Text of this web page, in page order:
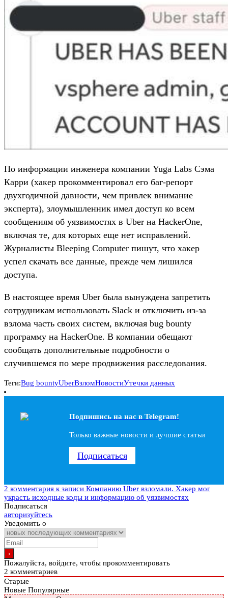
По информации инженера компании Yuga Labs Сэма
Карри (хакер прокомментировал его баг-репорт
двухгодичной давности, чем привлек внимание
эксперта), злоумышленник имел доступ ко всем
сообщениям об уязвимостях в Uber на HackerOne,
включая те, для которых еще нет исправлений.
Журналисты Bleeping Computer пишут, что хакер
успел скачать все данные, прежде чем лишился
доступа.
В настоящее время Uber была вынуждена запретить
сотрудникам использовать Slack и отключить из-за
взлома часть своих систем, включая bug bounty
программу на HackerOne. В компании обещают
сообщать дополнительные подробности о
случившемся по мере продвижения расследования.
Теги:Bug bountyUberВзломНовостиУтечки данных
Подпишись на наc в Telegram!
Только важные новости и лучшие статьи
Подписаться
2 комментария к записи Компанию Uber взломали. Хакер мог
украсть исходные коды и информацию об уязвимостях
Подписаться
авторизуйтесь
Уведомить о
Пожалуйста, войдите, чтобы прокомментировать
2 комментариев
Старые
Новые Популярные